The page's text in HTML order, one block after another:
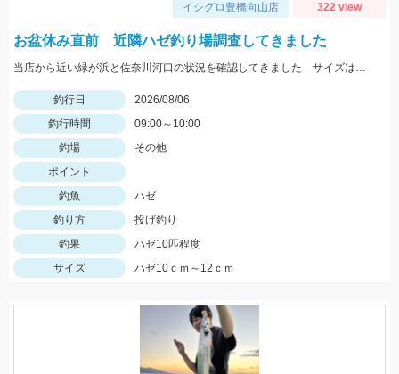
イシグロ豊橋向山店 322 view
お盆休み直前 近隣ハゼ釣り場調査してきました
当店から近い緑が浜と佐奈川河口の状況を確認してきました サイズはまだ小さめ 針サイズは6号がよさそうです
釣行日
2026/08/06
釣行時間
09:00～10:00
釣場
その他
ポイント
釣魚
ハゼ
釣り方
投げ釣り
釣果
ハゼ10匹程度
サイズ
ハゼ10ｃｍ～12ｃｍ